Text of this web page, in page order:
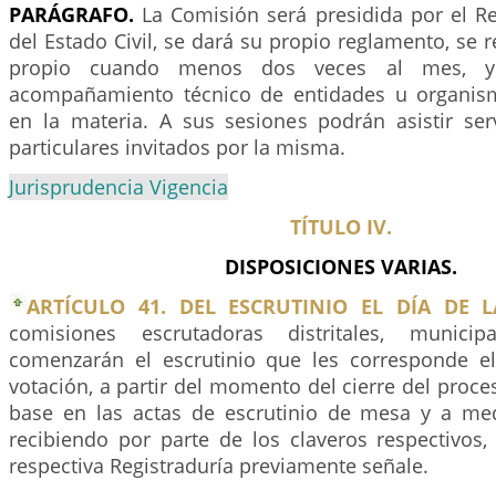
PARÁGRAFO. La Comisión será presidida por el
del Estado Civil, se dará su propio reglamento, se
propio cuando menos dos veces al mes,
acompañamiento técnico de entidades u
en la materia. A sus sesiones podrán asistir
particulares invitados por la misma.
Jurisprudencia Vigencia
TÍTULO IV.
DISPOSICIONES VARIAS.
ARTÍCULO 41. DEL ESCRUTINIO EL DÍA DE
comisiones escrutadoras distritales,
comenzarán el escrutinio que les corresponde
votación, a partir del momento del cierre del
base en las actas de escrutinio de mesa y a
recibiendo por parte de los claveros
respectiva Registraduría previamente señale.